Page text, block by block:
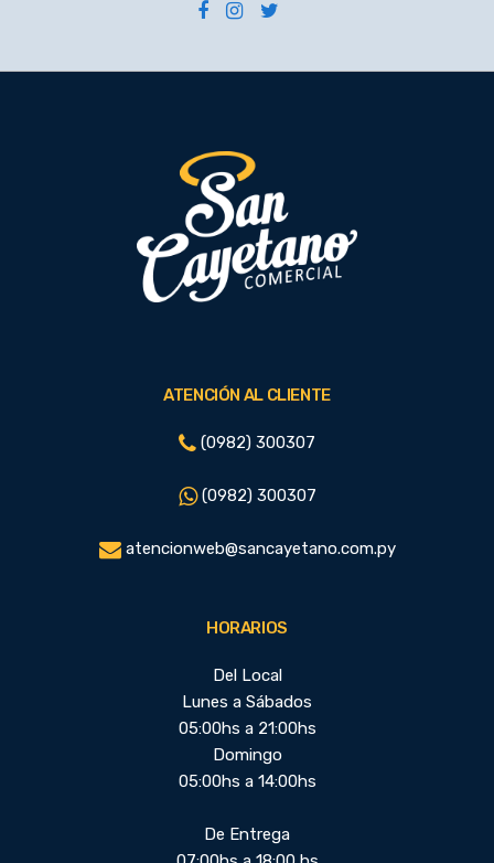
ATENCIÓN AL CLIENTE
(0982) 300307
(0982) 300307
atencionweb@sancayetano.com.py
HORARIOS
Del Local
Lunes a Sábados
05:00hs a 21:00hs
Domingo
05:00hs a 14:00hs
De Entrega